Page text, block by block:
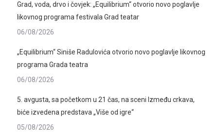
Grad, voda, drvo i čovjek: „Equilibrium“ otvorio novo poglavlje
likovnog programa festivala Grad teatar
06/08/2026
„Equilibrium“ Siniše Radulovića otvorio novo poglavlje likovnog
programa Grada teatra
06/08/2026
5. avgusta, sa početkom u 21 čas, na sceni Između crkava,
biće izvedena predstava „Više od igre“
05/08/2026